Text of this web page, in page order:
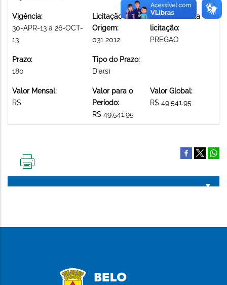
Vigência:
30-APR-13 a 26-OCT-
13
Licitação de
Origem:
031 2012
Modalidade da
licitação:
PREGAO
Prazo:
180
Tipo do Prazo:
Dia(s)
Valor Mensal:
R$
Valor para o
Período:
R$ 49,541.95
Valor Global:
R$ 49,541.95
PÁGINA